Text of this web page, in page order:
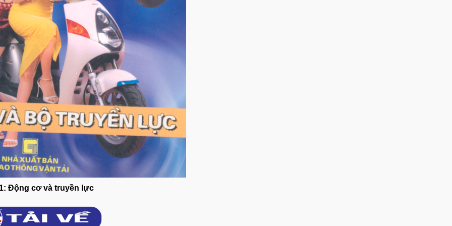
Động cơ và truyền lực